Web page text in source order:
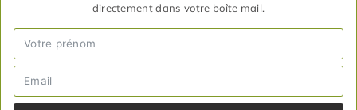
directement dans votre boîte mail.